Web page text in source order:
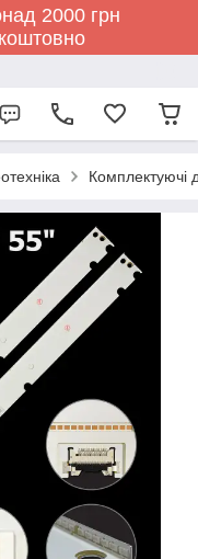
2000 грн
Комплектуючі